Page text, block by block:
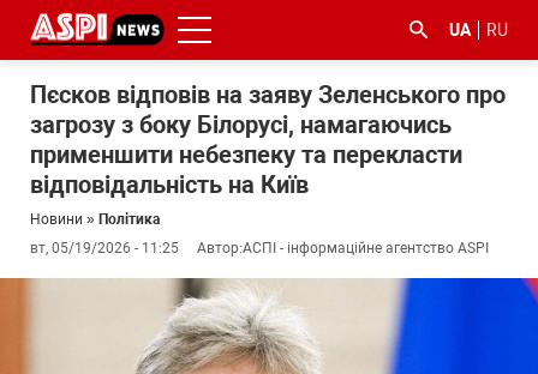
UA RU
Пєсков відповів на заяву Зеленського про
загрозу з боку Білорусі, намагаючись
применшити небезпеку та перекласти
відповідальність на Київ
Новини » Політика
вт, 05/19/2026 - 11:25
Автор:АСПІ - інформаційне агентство ASPI
корупцією